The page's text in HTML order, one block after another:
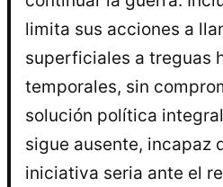
limita sus acciones a
superficiales a treguas
temporales, sin
solución política
sigue ausente, incapaz
iniciativa seria ante el